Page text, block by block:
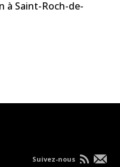
à Saint-Roch-de-
Suivez-nous